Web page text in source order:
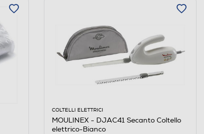
COLTELLI ELETTRICI
MOULINEX - DJAC41 Secanto Coltello
elettrico-Bianco